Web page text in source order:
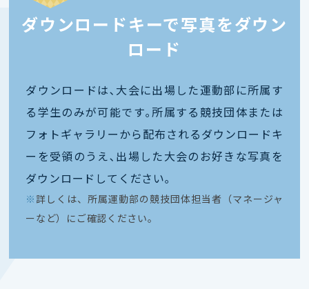
ダウンロードキーで写真をダウン
ロード
ダウンロードは､大会に出場した運動部に所属す
る学生のみが可能です｡所属する競技団体または
フォトギャラリーから配布されるダウンロードキ
ーを受領のうえ､出場した大会のお好きな写真を
ダウンロードしてください｡
※ 詳しくは、所属運動部の競技団体担当者（マネージャ
ーなど）にご確認ください。